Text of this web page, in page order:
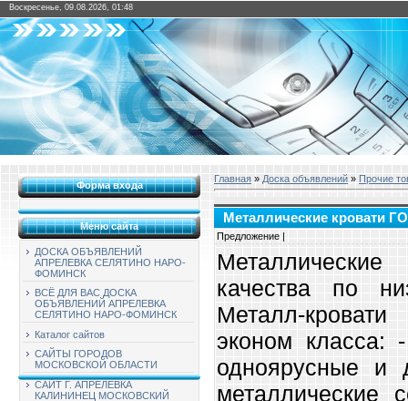
Воскресенье, 09.08.2026, 01:48
Форма входа
Меню сайта
ДОСКА ОБЪЯВЛЕНИЙ
АПРЕЛЕВКА СЕЛЯТИНО НАРО-
ФОМИНСК
ВСЁ ДЛЯ ВАС ДОСКА
ОБЪЯВЛЕНИЙ АПРЕЛЕВКА
СЕЛЯТИНО НАРО-ФОМИНСК
Каталог сайтов
САЙТЫ ГОРОДОВ
МОСКОВСКОЙ ОБЛАСТИ
САЙТ Г. АПРЕЛЕВКА
КАЛИНИНЕЦ МОСКОВСКИЙ
Главная » Доска объявлений » Прочие
Металлические кровати
Предложение |
качества по
Металл-
эконом класса:
одноярусные и